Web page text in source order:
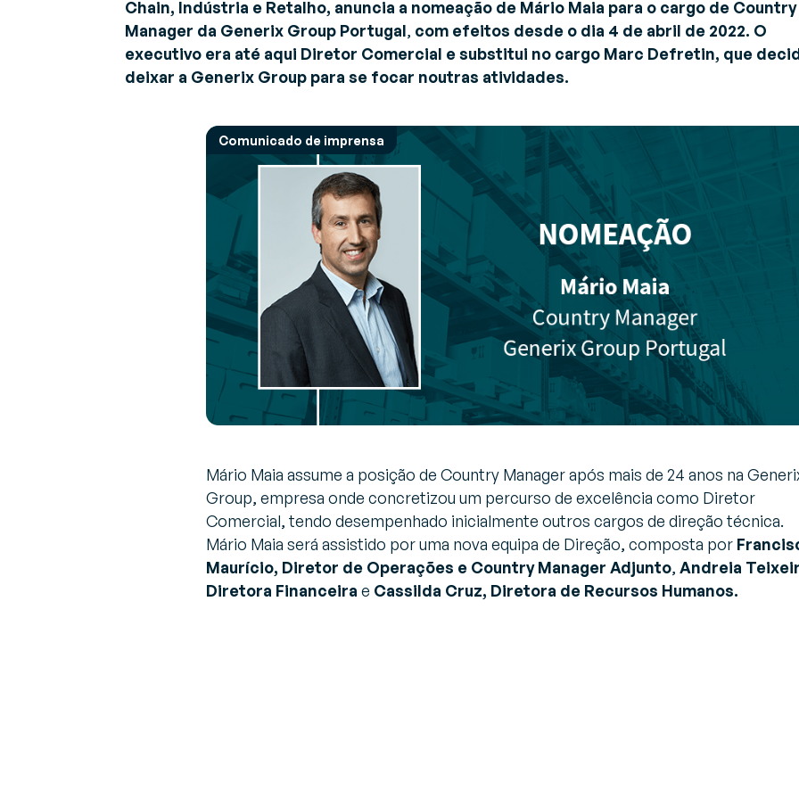
Gestão de Transportes
(TMS)
Impulsione o transporte
inteligente e aumente o ROI em
Gestão de inventário (VMI)
Gestão colaborativa de
aprovisionamentos
Descubra as últimas notícias e eventos
Sobre a Generix
Saiba mais sobre nós
Chain, Indústria e Retalho, anuncia a nomeação de Mário Maia para o cargo de Country
Manager da Generix Group Portugal, com efeitos desde o dia 4 de abril de 2022. O
executivo era até aqui Diretor Comercial e substitui no cargo Marc Defretin, que
deixar a Generix Group para se focar noutras atividades.
Comunicado de imprensa
Mário Maia assume a posição de Country Manager após mais de 24 anos na
Group, empresa onde concretizou um percurso de excelência como Diretor
Comercial, tendo desempenhado inicialmente outros cargos de direção técnica.
Mário Maia será assistido por uma nova equipa de Direção, composta por
Maurício, Diretor de Operações e Country Manager Adjunto, Andreia
Diretora Financeira e Cassilda Cruz, Diretora de Recursos Humanos.